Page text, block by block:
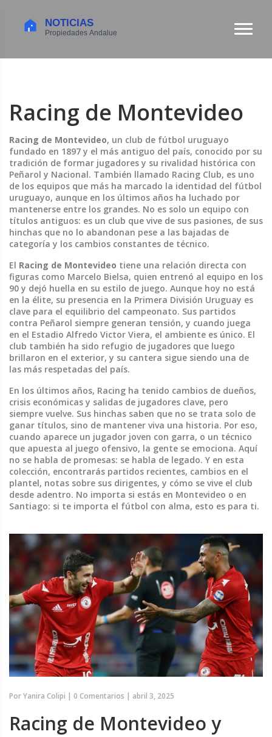
Racing de Montevideo
Racing de Montevideo, un club de fútbol uruguayo
fundado en 1897 y el más antiguo del país, conocido por su
tradición de formar jugadores y su rivalidad histórica con
Peñarol y Nacional. También llamado Racing Club, es uno
de los equipos que más ha marcado la identidad del fútbol
uruguayo, aunque en los últimos años ha luchado por
mantenerse entre los grandes. No es solo un equipo con
títulos antiguos: es un club que vive de sus pasiones, de sus
hinchas que no lo abandonan pese a las bajadas de
categoría y los cambios constantes de técnico.
El Racing de Montevideo tiene una relación directa con
figuras como Marcelo Bielsa, quien entrenó al equipo en los
90 y dejó huella en su estilo de juego. Aunque hoy no está
en la élite, su presencia en la Primera División Uruguay es
clave para el equilibrio del campeonato. Sus partidos
contra Peñarol siempre generan tensión, y cuando juega
en el Estadio Alfredo Victor Viera, el ambiente es único. El
club también ha sido refugio de jugadores que luego
brillaron en el exterior, y su cantera sigue siendo una de
las más respetadas del país.
En los últimos años, Racing ha tenido cambios de dueños,
crisis económicas y salidas de jugadores clave, pero
siempre vuelve. Sus hinchas saben que no se trata solo de
ganar títulos, sino de mantener viva una historia. Por eso,
cuando aparece un jugador joven con garra, o un técnico
que apuesta al juego ofensivo, la gente se emociona. Aquí
no se habla de promesas: se habla de legado. Y en esta
colección, encontrarás partidos recientes, cambios en el
plantel, notas sobre sus dirigentes, y cómo se vive el club
desde adentro. No importa si estás en Montevideo o en
Santiago: si te importa el fútbol con alma, esto es para ti.
PorYanira Colipi | 0 Comentarios | abril 3, 2025
Racing de Montevideo y